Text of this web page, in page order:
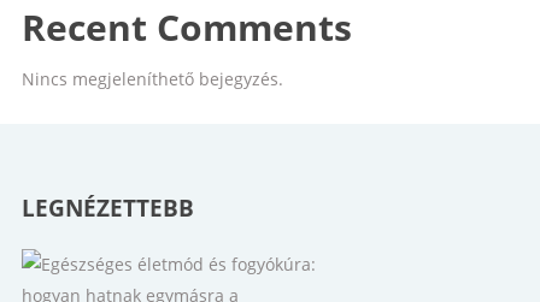
Recent Comments
Nincs megjeleníthető bejegyzés.
LEGNÉZETTEBB